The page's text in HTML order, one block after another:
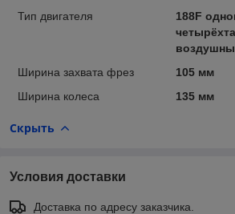
Тип двигателя
188F
Ширина захвата фрез
105 мм
Ширина колеса
135 мм
Скрыть
Условия доставки
Доставка по адресу заказчика.